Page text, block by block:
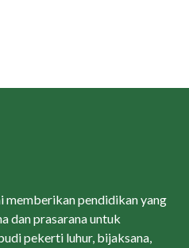
memberikan pendidikan yang
dan prasarana untuk
pekerti luhur, bijaksana,